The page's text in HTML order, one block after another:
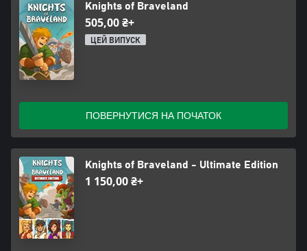
Knights of Braveland
505,00 ₴+
ЦЕЙ ВИПУСК
ПОВЕРНУТИСЯ НА ПОЧАТОК
Knights of Braveland - Ultimate Edition
1 150,00 ₴+